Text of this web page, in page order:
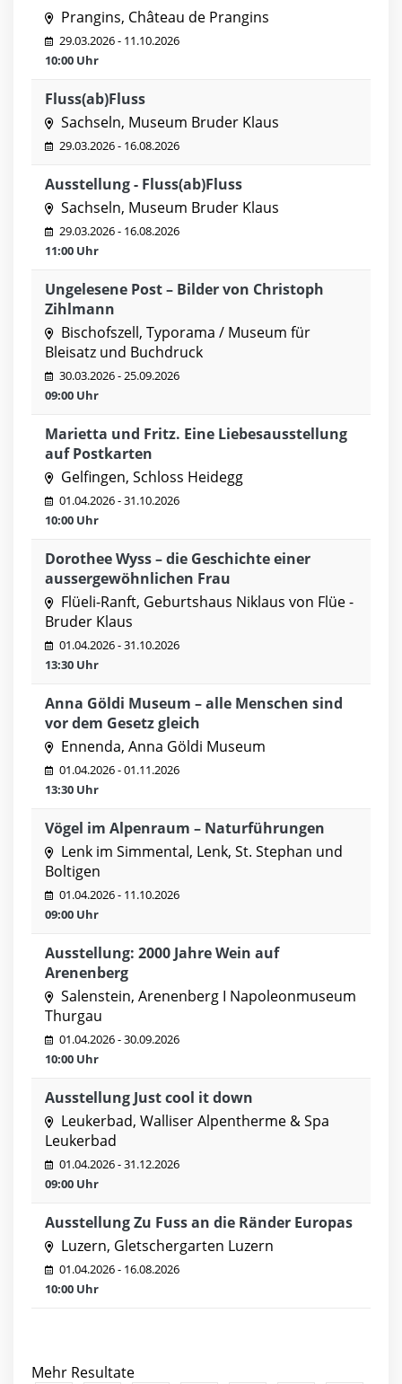
Prangins, Château de Prangins
29.03.2026 - 11.10.2026
10:00 Uhr
Fluss(ab)Fluss
Sachseln, Museum Bruder Klaus
29.03.2026 - 16.08.2026
Ausstellung - Fluss(ab)Fluss
Sachseln, Museum Bruder Klaus
29.03.2026 - 16.08.2026
11:00 Uhr
Ungelesene Post – Bilder von Christoph
Zihlmann
Bischofszell, Typorama / Museum für
Bleisatz und Buchdruck
30.03.2026 - 25.09.2026
09:00 Uhr
Marietta und Fritz. Eine Liebesausstellung
auf Postkarten
Gelfingen, Schloss Heidegg
01.04.2026 - 31.10.2026
10:00 Uhr
Dorothee Wyss – die Geschichte einer
aussergewöhnlichen Frau
Flüeli-Ranft, Geburtshaus Niklaus von Flüe -
Bruder Klaus
01.04.2026 - 31.10.2026
13:30 Uhr
Anna Göldi Museum – alle Menschen sind
vor dem Gesetz gleich
Ennenda, Anna Göldi Museum
01.04.2026 - 01.11.2026
13:30 Uhr
Vögel im Alpenraum – Naturführungen
Lenk im Simmental, Lenk, St. Stephan und
Boltigen
01.04.2026 - 11.10.2026
09:00 Uhr
Ausstellung: 2000 Jahre Wein auf
Arenenberg
Salenstein, Arenenberg I Napoleonmuseum
Thurgau
01.04.2026 - 30.09.2026
10:00 Uhr
Ausstellung Just cool it down
Leukerbad, Walliser Alpentherme & Spa
Leukerbad
01.04.2026 - 31.12.2026
09:00 Uhr
Ausstellung Zu Fuss an die Ränder Europas
Luzern, Gletschergarten Luzern
01.04.2026 - 16.08.2026
10:00 Uhr
Mehr Resultate